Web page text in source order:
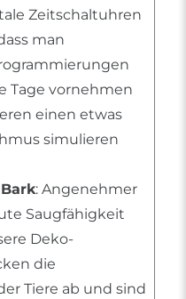
Zeitschaltuhren
man
Tage vornehmen
einen etwas
simulieren
: Angenehmer
Saugfähigkeit
Deko-
die
Tiere ab und sind